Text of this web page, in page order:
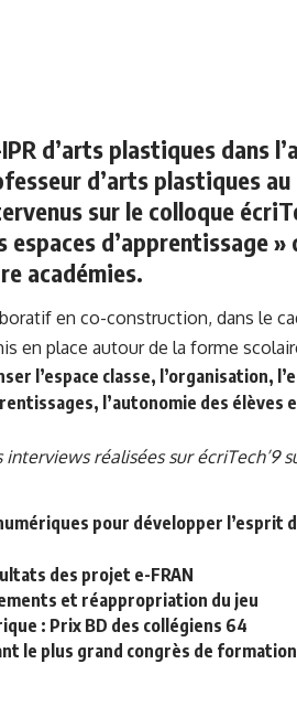
d’arts plastiques dans
d’arts plastiques au
sur le colloque
espaces d’apprentissage
académies.
en co-construction, dans le
en place autour de la forme
l’espace classe, l’organisation,
l’autonomie des élèves
réalisées sur écriTech’9
pour développer l’esprit
des projet e-FRAN
et réappropriation du jeu
: Prix BD des collégiens 64
le plus grand congrès de